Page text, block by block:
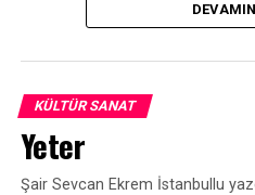
Karakılıç, Yunus’ta olduğu
KÜLTÜR SANAT
Yeter
Şair Sevcan Ekrem İstanbullu